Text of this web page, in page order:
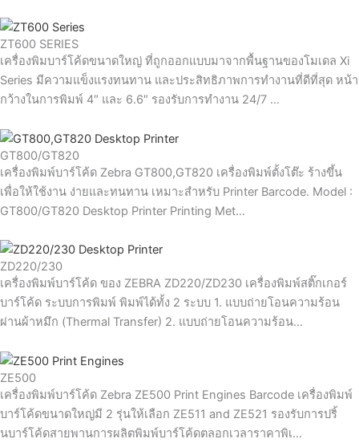
ZT600 SERIES
เครื่องพิมบาร์โค้ดขนาดใหญ่ ที่ถูกออกแบบมาจากพื้นฐานของโมเดล Xi
Series มีความแข็งแรงทนทาน และประสิทธิภาพการทำงานที่ดีที่สุด หน้า
กว้างในการพิมพ์ 4″ และ 6.6″ รองรับการทำงาน 24/7 …
GT800/GT820
เครื่องพิมพ์บาร์โค้ด Zebra GT800,GT820 เครื่องพิมพ์ตั้งโต๊ะ ร้างขึ้น
เพื่อให้ใช้งาน ง่ายและทนทาน เหมาะสำหรับ Printer Barcode. Model :
GT800/GT820 Desktop Printer Printing Met…
ZD220/230
เครื่องพิมพ์บาร์โค้ด ของ ZEBRA ZD220/ZD230 เครื่องพิมพ์สติ๊กเกอร์
บาร์โค้ด ระบบการพิมพ์ พิมพ์ได้ทั้ง 2 ระบบ 1. แบบถ่ายโอนความร้อน
ผ่านผ้าหมึก (Thermal Transfer) 2. แบบถ่ายโอนความร้อน…
ZE500
เครื่องพิมพ์บาร์โค้ด Zebra ZE500 Print Engines Barcode เครื่องพิมพ์
บาร์โค้ดขนาดใหญ่มี 2 รุ่นให้เลือก ZE511 and ZE521 รองรับการปริ้
นบาร์โค้ดสายพานการผลิตพิมพ์บาร์โค้ดตลอกเวลาราคาพิเ…